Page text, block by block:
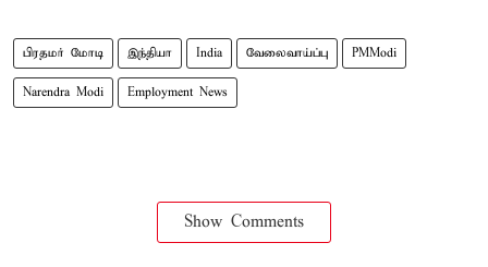
பிரதமர் மோடி இந்தியா India வேலைவாய்ப்பு PMModi
Narendra Modi Employment News
Show Comments